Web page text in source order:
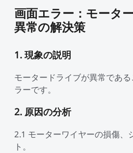
画面エラー：モータ
異常の解決策
1. 現象の説明
モータードライブが異常であ
ラーです。
2. 原因の分析
2.1 モーターワイヤーの損傷、
ト。